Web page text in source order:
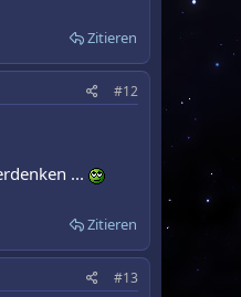
Zitieren
#12
...
Zitieren
#13